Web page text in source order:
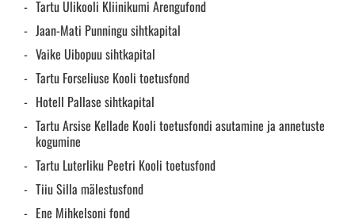
Tartu Ülikooli Kliinikumi Arengufond
Jaan-Mati Punningu sihtkapital
Vaike Uibopuu sihtkapital
Tartu Forseliuse Kooli toetusfond
Hotell Pallase sihtkapital
Tartu Arsise Kellade Kooli toetusfondi asutamine ja annetuste
kogumine
Tartu Luterliku Peetri Kooli toetusfond
Tiiu Silla mälestusfond
Ene Mihkelsoni fond